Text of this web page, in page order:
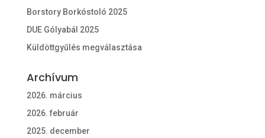
Borstory Borkóstoló 2025
DUE Gólyabál 2025
Küldöttgyűlés megválasztása
Archívum
2026. március
2026. február
2025. december